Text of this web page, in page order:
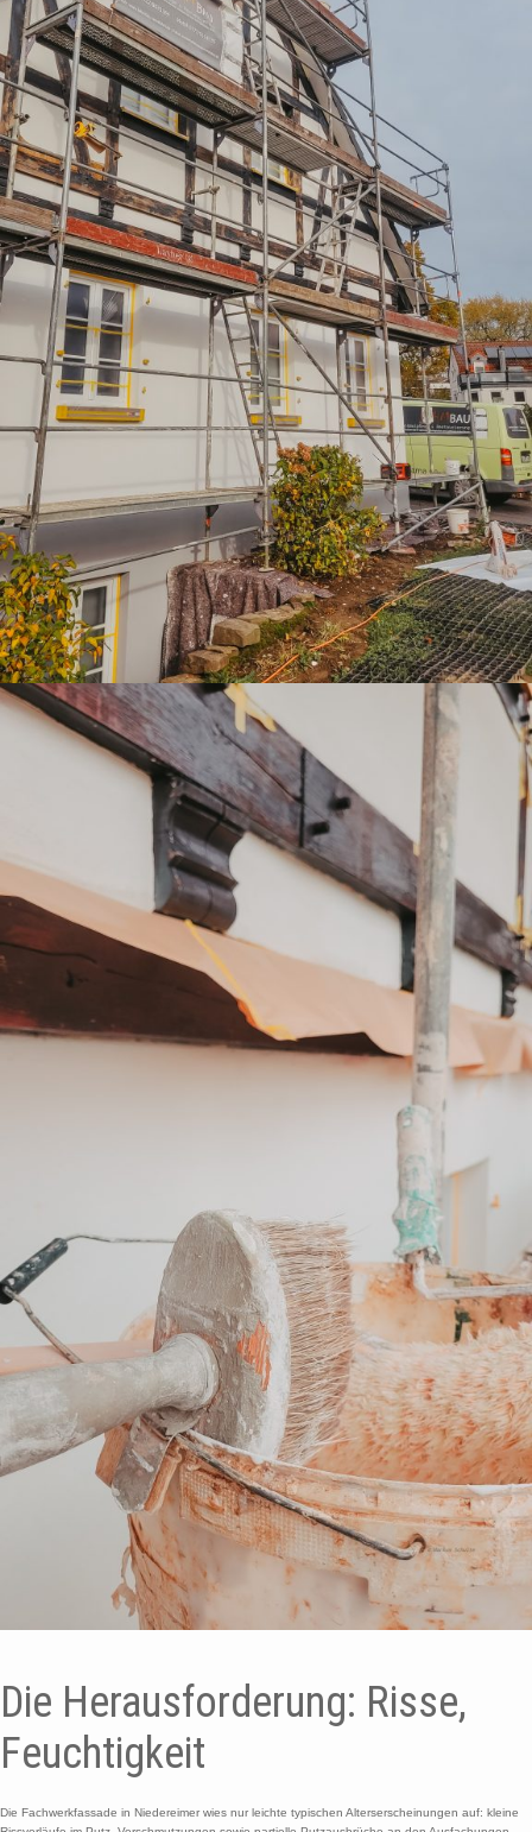
Die Herausforderung: Risse,
Feuchtigkeit
Die Fachwerkfassade in Niedereimer wies nur leichte typischen Alterserscheinungen auf: kleine